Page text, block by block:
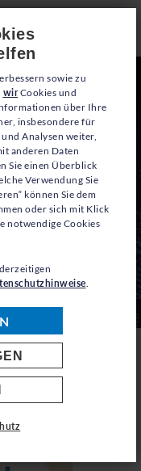
sowie zu
wirCookies und
über Ihre
insbesondere für
Analysen weiter,
anderen Daten
Sie einen Überblick
Verwendung Sie
können Sie dem
oder sich mit Klick
notwendige Cookies
.
SPENDEN